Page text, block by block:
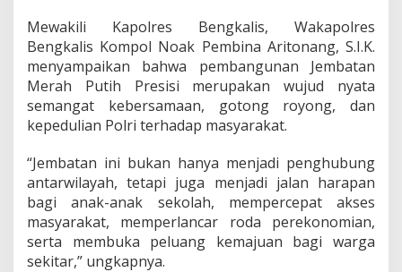
u
,
W
u
j
u
d
y
a
t
a
P
o
l
Mewakili Kapolres Bengkalis, Wakapolres
Bengkalis Kompol Noak Pembina Aritonang, S.I.K.
menyampaikan bahwa pembangunan Jembatan
Merah Putih Presisi merupakan wujud nyata
semangat kebersamaan, gotong royong, dan
kepedulian Polri terhadap masyarakat.
“Jembatan ini bukan hanya menjadi penghubung
antarwilayah, tetapi juga menjadi jalan harapan
bagi anak-anak sekolah, mempercepat akses
masyarakat, memperlancar roda perekonomian,
serta membuka peluang kemajuan bagi warga
sekitar,” ungkapnya.